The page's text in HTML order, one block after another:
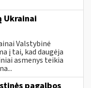
Ukrainai
Valstybinė
į tai, kad daugėja
asmenys teikia
pagalbos